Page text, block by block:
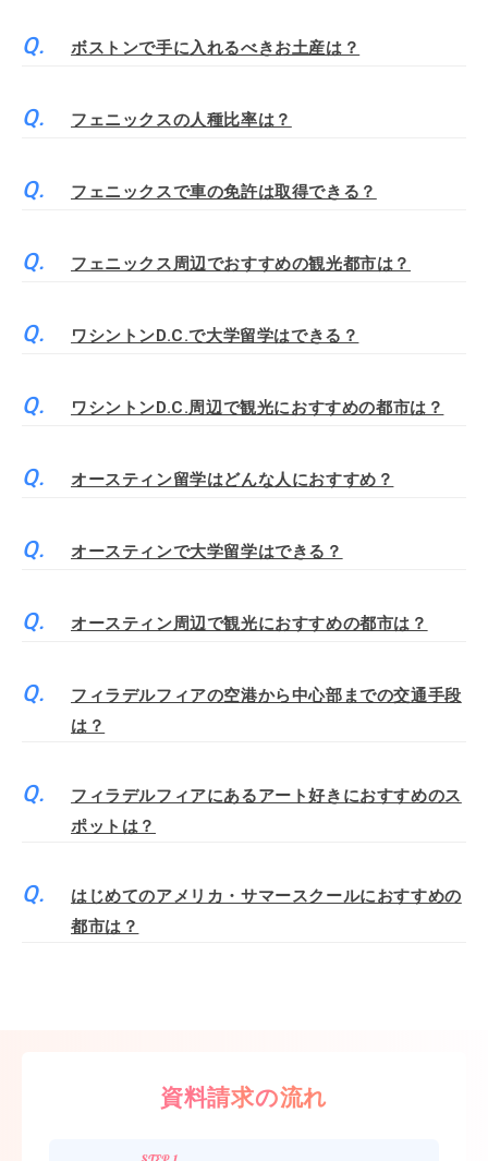
ボストンで手に入れるべきお土産は？
フェニックスの人種比率は？
フェニックスで車の免許は取得できる？
フェニックス周辺でおすすめの観光都市は？
ワシントンD.C.で大学留学はできる？
ワシントンD.C.周辺で観光におすすめの都市は？
オースティン留学はどんな人におすすめ？
オースティンで大学留学はできる？
オースティン周辺で観光におすすめの都市は？
フィラデルフィアの空港から中心部までの交通手段
は？
フィラデルフィアにあるアート好きにおすすめのス
ポットは？
はじめてのアメリカ・サマースクールにおすすめの
都市は？
資料請求の流れ